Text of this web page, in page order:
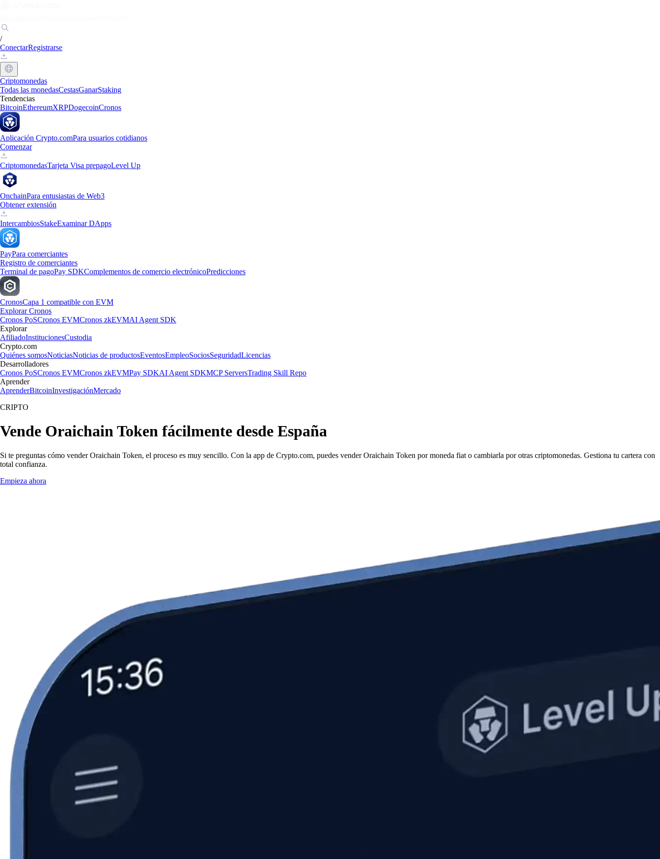
/
ConectarRegistrarse
Criptomonedas
Todas las monedasCestasGanarStaking
Tendencias
BitcoinEthereumXRPDogecoinCronos
Aplicación Crypto.comPara usuarios cotidianos
Comenzar
CriptomonedasTarjeta Visa prepagoLevel Up
OnchainPara entusiastas de Web3
Obtener extensión
IntercambiosStakeExaminar DApps
PayPara comerciantes
Registro de comerciantes
Terminal de pagoPay SDKComplementos de comercio electrónicoPredicciones
CronosCapa 1 compatible con EVM
Explorar Cronos
Cronos PoSCronos EVMCronos zkEVMAI Agent SDK
Explorar
AfiliadoInstitucionesCustodia
Crypto.com
Quiénes somosNoticiasNoticias de productosEventosEmpleoSociosSeguridadLicencias
Desarrolladores
Cronos PoSCronos EVMCronos zkEVMPay SDKAI Agent SDKMCP ServersTrading Skill Repo
Aprender
AprenderBitcoinInvestigaciónMercado
CRIPTO
Vende Oraichain Token fácilmente desde España
Si te preguntas cómo vender Oraichain Token, el proceso es muy sencillo. Con la app de Crypto.com, puedes vender Oraichain Token por moneda fiat o cambiarla por otras criptomonedas. Gestiona tu cartera con
total confianza.
Empieza ahora